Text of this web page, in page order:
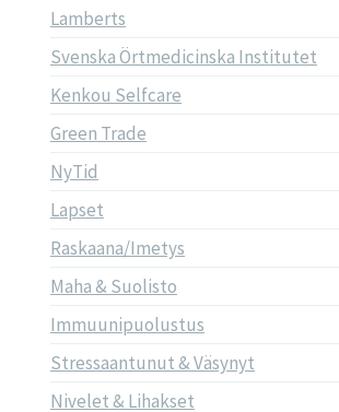
Lamberts
Svenska Örtmedicinska Institutet
Kenkou Selfcare
Green Trade
NyTid
Lapset
Raskaana/Imetys
Maha & Suolisto
Immuunipuolustus
Stressaantunut & Väsynyt
Nivelet & Lihakset